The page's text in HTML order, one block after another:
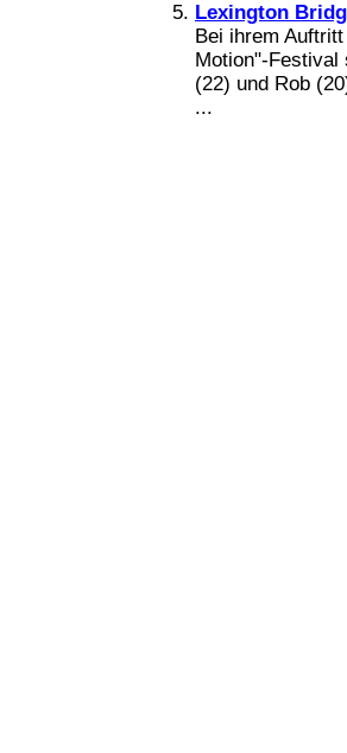
Lexington
Bei ihrem
Motion"-Festival
(22) und Rob
...